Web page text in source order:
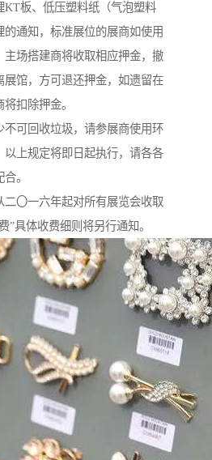
KT板、低压塑料纸（气泡塑料
通知，标准展位的展商如使用
主场搭建商将收取相应押金，撤
展馆，方可退还押金，如遗留在
扣除押金。
不可回收垃圾，请参展商使用环
以上规定将即日起执行，请各各
。
二〇一六年起对所有展览会收取
”具体收费细则将另行通知。